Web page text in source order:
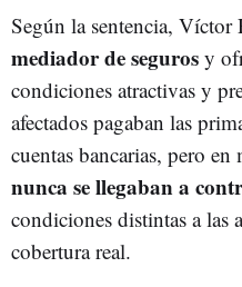
Según la sentencia, Víctor
mediador de seguros y
condiciones atractivas y
afectados pagaban las
cuentas bancarias, pero en
nunca se llegaban a
condiciones distintas a las
cobertura real.